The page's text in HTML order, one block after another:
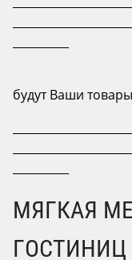
будут Ваши товары
МЯГКАЯ
ГОСТИНИЦ